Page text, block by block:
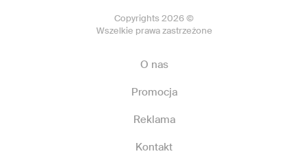
Copyrights 2026 ©
Wszelkie prawa zastrzeżone
O nas
Promocja
Reklama
Kontakt